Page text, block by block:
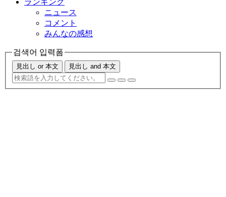
ニュース
コメント
みんなの感想
검색어 입력폼
見出し or 本文 見出し and 本文